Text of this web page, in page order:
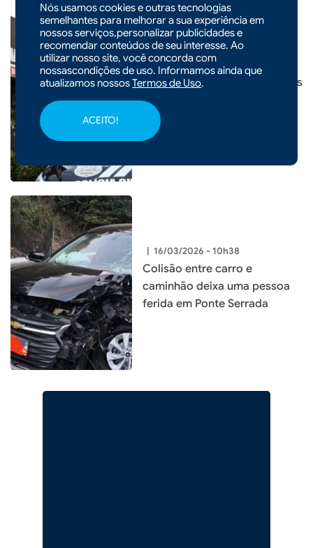
Nós usamos cookies e outras tecnologias
semelhantes para melhorar a sua experiência em
nossos serviços,personalizar publicidades e
recomendar conteúdos de seu interesse. Ao
utilizar nosso site, você concorda com
nossascondições de uso. Informamos ainda que
atualizamos nossosTermos de Uso.
ACEITO!
POLÍCIA | 19/03/2026 - 17h07
Três menores são apreendidos
durante operação em Faxinal
dos Guedes
16/03/2026 - 10h38
Colisão entre carro e
caminhão deixa uma pessoa
ferida em Ponte Serrada